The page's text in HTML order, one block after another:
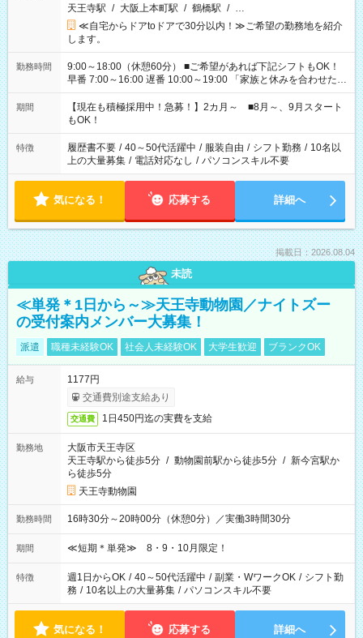
天王寺駅 / 大阪上本町駅 / 鶴橋駅 / …
≪自宅からドアtoドアで30分以内！≫ご希望の勤務地を紹介
します。
勤務時間
9:00～18:00（休憩60分） ■ご希望があれば下記シフトもOK！
早番 7:00～16:00 遅番 10:00～19:00 「家族と休みを合わせた
い」 「余裕を持って夕飯の準備がしたい」 「できれば残業はし
たくない」 など、ご希望を教えてくださいね。 ※Wワーク希望
の方へ 今ご覧のお仕事で希望する勤務時間と、もう1つのお仕事
の勤務時間。 合計で週40時間を超える場合は応募できません。
期間
【現在も積極採用中！急募！】2カ月～ ■8月～、9月スタート
もOK！
特徴 履歴書不要 / 40～50代活躍中 / 服装自由 / シフト勤務 / 10名以
上の大量募集 / 電話対応なし / パソコンスキル不要
気になる！ 応募する 詳細へ
掲載日：2026.08.04
未読
≪単発＊1日から～≫天王寺動物園／ナイトズー
の受付案内メンバー大募集！
派遣 職種未経験OK 社会人未経験OK 大学生歓迎 ブランクOK
給与
1177円
交通費別途支給あり
交通費 1日450円迄の実費を支給
勤務地
大阪市天王寺区
天王寺駅から徒歩5分 / 動物園前駅から徒歩5分 / 新今宮駅か
ら徒歩5分
天王寺動物園
勤務時間 16時30分～20時00分（休憩0分）／実働3時間30分
期間 ≪短期＊単発≫ 8・9・10月限定！
特徴 週1日からOK / 40～50代活躍中 / 副業・WワークOK / シフト勤
務 / 10名以上の大量募集 / パソコンスキル不要
気になる！ 応募する 詳細へ